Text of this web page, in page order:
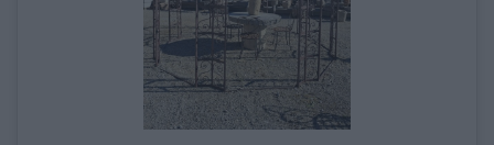
STRUMENTI MUSICALI
VEICOLI D’EPOCA